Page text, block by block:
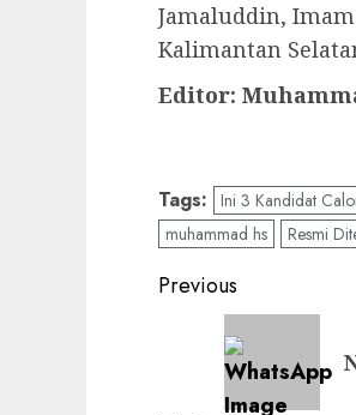
Jamaluddin,
Kalimantan
Editor:
Tags: Ini 3 Kandidat
muhammad hs
Resmi
Previous